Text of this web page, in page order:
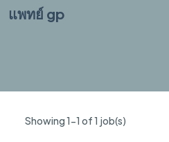
แพทย์ gp
Showing 1-1 of 1 job(s)